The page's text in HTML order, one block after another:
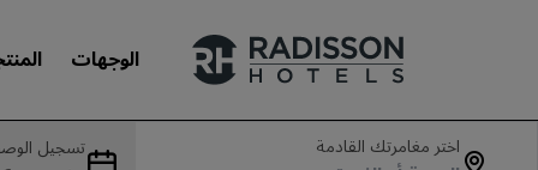
الوجهات
اختر مغامرتك القادمة
تسجيل